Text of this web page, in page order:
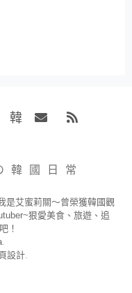
韓
小
賣
韓國日常
是艾蜜莉關～曾榮獲韓國觀
狠愛美食、旅遊、追
！
.
設計.